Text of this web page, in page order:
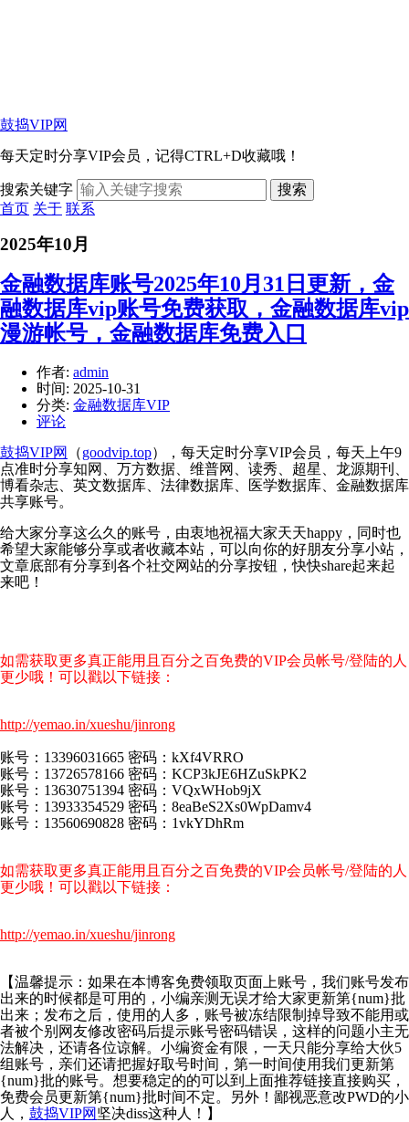
鼓捣VIP网
每天定时分享VIP会员，记得CTRL+D收藏哦！
搜索关键字
搜索
首页 关于 联系
2025年10月
金融数据库账号2025年10月31日更新，金
融数据库vip账号免费获取，金融数据库vip
漫游帐号，金融数据库免费入口
作者: admin
时间: 2025-10-31
分类: 金融数据库VIP
评论
鼓捣VIP网
（goodvip.top），每天定时分享VIP会员，每天上午9
点准时分享知网、万方数据、维普网、读秀、超星、龙源期刊、
博看杂志、英文数据库、法律数据库、医学数据库、金融数据库
共享账号。
给大家分享这么久的账号，由衷地祝福大家天天happy，同时也
希望大家能够分享或者收藏本站，可以向你的好朋友分享小站，
文章底部有分享到各个社交网站的分享按钮，快快share起来起
来吧！
如需获取更多真正能用且百分之百免费的VIP会员帐号/登陆的人
更少哦！可以戳以下链接：
http://yemao.in/xueshu/jinrong
账号：13396031665 密码：kXf4VRRO
账号：13726578166 密码：KCP3kJE6HZuSkPK2
账号：13630751394 密码：VQxWHob9jX
账号：13933354529 密码：8eaBeS2Xs0WpDamv4
账号：13560690828 密码：1vkYDhRm
如需获取更多真正能用且百分之百免费的VIP会员帐号/登陆的人
更少哦！可以戳以下链接：
http://yemao.in/xueshu/jinrong
【温馨提示：如果在本博客免费领取页面上账号，我们账号发布
出来的时候都是可用的，小编亲测无误才给大家更新第{num}批
出来；发布之后，使用的人多，账号被冻结限制掉导致不能用或
者被个别网友修改密码后提示账号密码错误，这样的问题小主无
法解决，还请各位谅解。小编资金有限，一天只能分享给大伙5
组账号，亲们还请把握好取号时间，第一时间使用我们更新第
{num}批的账号。想要稳定的的可以到上面推荐链接直接购买，
免费会员更新第{num}批时间不定。另外！鄙视恶意改PWD的小
人， 鼓捣VIP网 坚决diss这种人！】